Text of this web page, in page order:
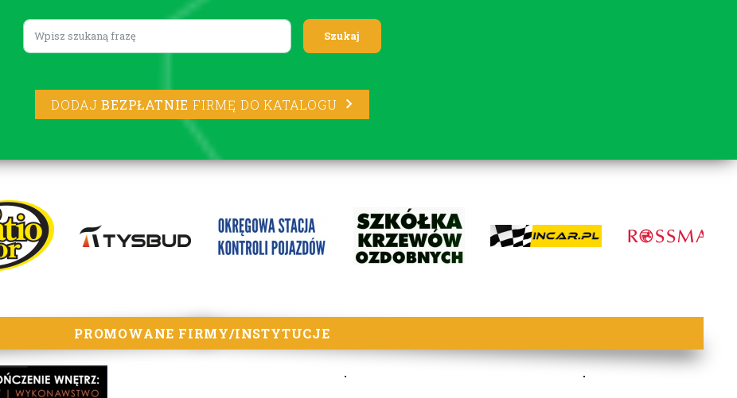
Lorem ipsum
DODAJBEZPŁATNIE FIRMĘ DO KATALOGU
PROMOWANE FIRMY/INSTYTUCJE